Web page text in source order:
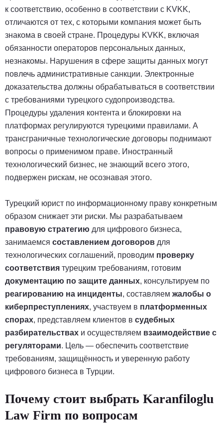
к соответствию, особенно в соответствии с KVKK,
отличаются от тех, с которыми компания может быть
знакома в своей стране. Процедуры KVKK, включая
обязанности операторов персональных данных,
незнакомы. Нарушения в сфере защиты данных могут
повлечь административные санкции. Электронные
доказательства должны обрабатываться в соответствии
с требованиями турецкого судопроизводства.
Процедуры удаления контента и блокировки на
платформах регулируются турецкими правилами. А
трансграничные технологические договоры поднимают
вопросы о применимом праве. Иностранный
технологический бизнес, не знающий всего этого,
подвержен рискам, не осознавая этого.
Турецкий юрист по информационному праву конкретным
образом снижает эти риски. Мы разрабатываем
правовую стратегию для цифрового бизнеса,
занимаемся составлением договоров для
технологических соглашений, проводим проверку
соответствия турецким требованиям, готовим
документацию по защите данных, консультируем по
реагированию на инциденты, составляем жалобы о
киберпреступлениях, участвуем в платформенных
спорах, представляем клиентов в судебных
разбирательствах и осуществляем взаимодействие с
регуляторами. Цель — обеспечить соответствие
требованиям, защищённость и уверенную работу
цифрового бизнеса в Турции.
Почему стоит выбрать Karanfiloglu
Law Firm по вопросам